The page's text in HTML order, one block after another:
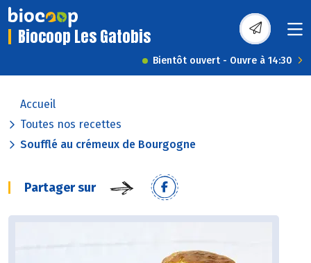
Biocoop Les Gatobis
Bientôt ouvert - Ouvre à 14:30
Accueil
Toutes nos recettes
Soufflé au crémeux de Bourgogne
Partager sur